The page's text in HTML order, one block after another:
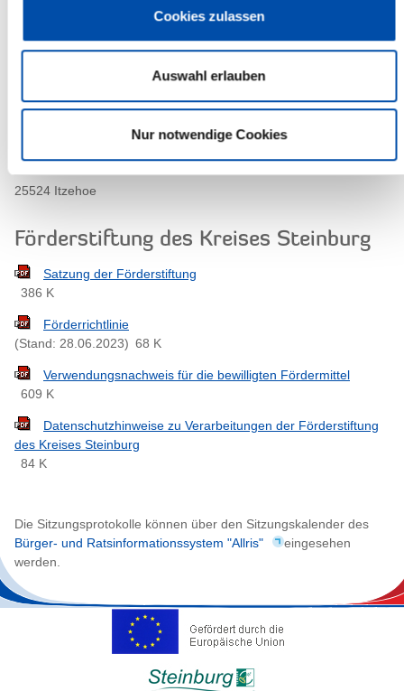
Cookies zulassen
Auswahl erlauben
Nur notwendige Cookies
Förderstiftung des Kreises Steinburg
Viktoriastraße 16-18
Dithmarscher Platz 9
25524 Itzehoe
Förderstiftung des Kreises Steinburg
Satzung der Förderstiftung
386 K
Förderrichtlinie
(Stand: 28.06.2023) 68 K
Verwendungsnachweis für die bewilligten Fördermittel
609 K
Datenschutzhinweise zu Verarbeitungen der Förderstiftung
des Kreises Steinburg
84 K
Die Sitzungsprotokolle können über den Sitzungskalender des
Bürger- und Ratsinformationssystem "Allris"
eingesehen
werden.